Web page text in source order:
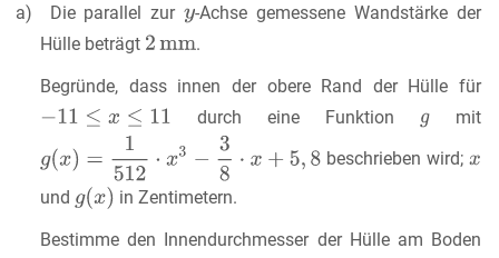
a) Die parallel zur -Achse gemessene Wandstärke der
Hülle beträgt
.
Begründe, dass innen der obere Rand der Hülle für
durch eine Funktion
mit
beschrieben wird;
und
in Zentimetern.
Bestimme den Innendurchmesser der Hülle am Boden